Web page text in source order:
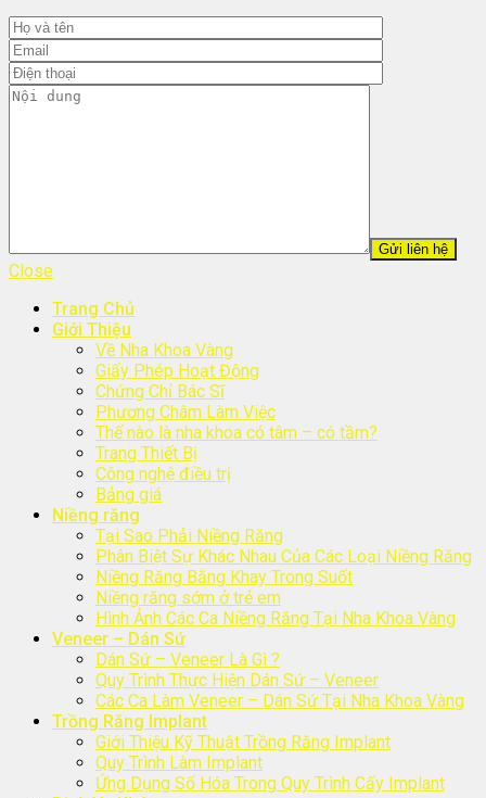
Close
Trang Chủ
Giới Thiệu
Về Nha Khoa Vàng
Giấy Phép Hoạt Động
Chứng Chỉ Bác Sĩ
Phương Châm Làm Việc
Thế nào là nha khoa có tâm – có tầm?
Trang Thiết Bị
Công nghệ điều trị
Bảng giá
Niềng răng
Tại Sao Phải Niềng Răng
Phân Biệt Sự Khác Nhau Của Các Loại Niềng Răng
Niềng Răng Bằng Khay Trong Suốt
Niềng răng sớm ở trẻ em
Hình Ảnh Các Ca Niềng Răng Tại Nha Khoa Vàng
Veneer – Dán Sứ
Dán Sứ – Veneer Là Gì ?
Quy Trình Thực Hiện Dán Sứ – Veneer
Các Ca Làm Veneer – Dán Sứ Tại Nha Khoa Vàng
Trồng Răng Implant
Giới Thiệu Kỹ Thuật Trồng Răng Implant
Quy Trình Làm Implant
Ứng Dụng Số Hóa Trong Quy Trình Cấy Implant